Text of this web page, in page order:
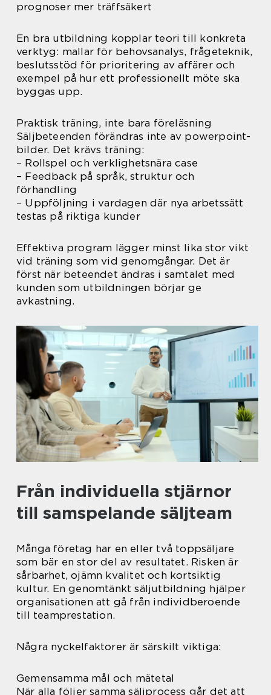
prognoser mer träffsäkert
En bra utbildning kopplar teori till konkreta
verktyg: mallar för behovsanalys, frågeteknik,
beslutsstöd för prioritering av affärer och
exempel på hur ett professionellt möte ska
byggas upp.
Praktisk träning, inte bara föreläsning
Säljbeteenden förändras inte av powerpoint-
bilder. Det krävs träning:
– Rollspel och verklighetsnära case
– Feedback på språk, struktur och
förhandling
– Uppföljning i vardagen där nya arbetssätt
testas på riktiga kunder
Effektiva program lägger minst lika stor vikt
vid träning som vid genomgångar. Det är
först när beteendet ändras i samtalet med
kunden som utbildningen börjar ge
avkastning.
Från individuella stjärnor
till samspelande säljteam
Många företag har en eller två toppsäljare
som bär en stor del av resultatet. Risken är
sårbarhet, ojämn kvalitet och kortsiktig
kultur. En genomtänkt säljutbildning hjälper
organisationen att gå från individberoende
till teamprestation.
Några nyckelfaktorer är särskilt viktiga:
Gemensamma mål och mätetal
När alla följer samma säljprocess går det att